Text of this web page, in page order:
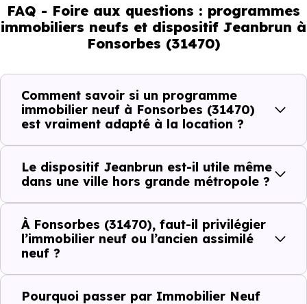
comportent pas de la même manière, tous les logements
ne répondent pas à la même demande, et toutes les
résidences n’offrent pas le même potentiel locatif.
Avant la fiscalité, une question
simple : quelle est la pertinence de
votre projet d’investissement
locatif avec le dispositif Jeanbrun
à Fonsorbes (31470) ?
À
investissement
locatifse lit à travers plusieurs critères concrets :
Critères de terrain à considérer pour votre
FAQ - Foire aux questions : programmes
immobiliers neufs et dispositif Jeanbrun à
Fonsorbes (31470)
Comment savoir si un programme
immobilier neuf à Fonsorbes (31470)
est vraiment adapté à la location ?
Le dispositif Jeanbrun est-il utile même
dans une ville hors grande métropole ?
À Fonsorbes (31470), faut-il privilégier
l’immobilier neuf ou l’ancien assimilé
neuf ?
Pourquoi passer par Immobilier Neuf